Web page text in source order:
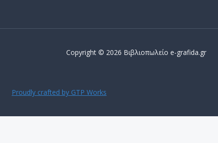
Copyright © 2026 Βιβλιοπωλείο e-grafida.gr
Proudly crafted by GTP Works